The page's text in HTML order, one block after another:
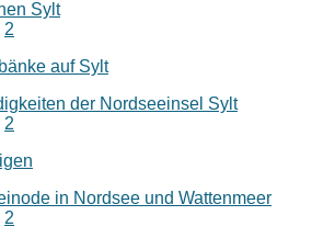
Sylt
2
der Nordseeinsel Sylt
2
in Nordsee und Wattenmeer
2